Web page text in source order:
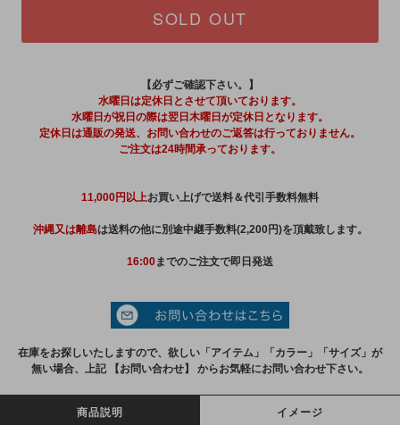
SOLD OUT
【必ずご確認下さい。】
水曜日は定休日とさせて頂いております。
水曜日が祝日の際は翌日木曜日が定休日となります。
定休日は通販の発送、お問い合わせのご返答は行っておりません。
ご注文は24時間承っております。
11,000円以上お買い上げで送料＆代引手数料無料
沖縄又は離島は送料の他に別途中継手数料(2,200円)を頂戴致します。
16:00までのご注文で即日発送
在庫をお探しいたしますので、欲しい「アイテム」「カラー」「サイズ」が
無い場合、上記 【お問い合わせ】 からお気軽にお問い合わせ下さい。
商品説明 イメージ